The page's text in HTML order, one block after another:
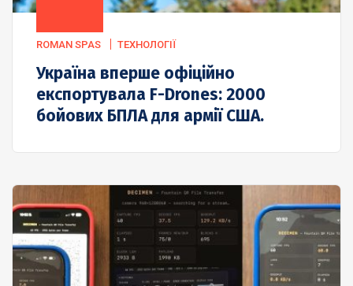
ROMAN SPAS ТЕХНОЛОГІЇ
Україна вперше офіційно
експортувала F-Drones: 2000
бойових БПЛА для армії США.